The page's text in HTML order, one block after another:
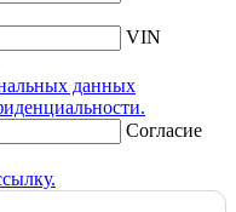
VIN
данных
Согласие